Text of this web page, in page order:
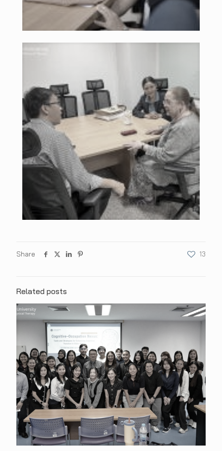
Share 13
Related posts